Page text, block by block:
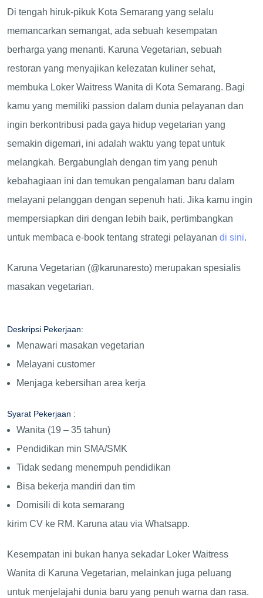
Di tengah hiruk-pikuk Kota Semarang yang selalu
memancarkan semangat, ada sebuah kesempatan
berharga yang menanti. Karuna Vegetarian, sebuah
restoran yang menyajikan kelezatan kuliner sehat,
membuka Loker Waitress Wanita di Kota Semarang. Bagi
kamu yang memiliki passion dalam dunia pelayanan dan
ingin berkontribusi pada gaya hidup vegetarian yang
semakin digemari, ini adalah waktu yang tepat untuk
melangkah. Bergabunglah dengan tim yang penuh
kebahagiaan ini dan temukan pengalaman baru dalam
melayani pelanggan dengan sepenuh hati. Jika kamu ingin
mempersiapkan diri dengan lebih baik, pertimbangkan
untuk membaca e-book tentang strategi pelayanan di sini.
Karuna Vegetarian (@karunaresto) merupakan spesialis
masakan vegetarian.
Deskripsi Pekerjaan:
Menawari masakan vegetarian
Melayani customer
Menjaga kebersihan area kerja
Syarat Pekerjaan :
Wanita (19 – 35 tahun)
Pendidikan min SMA/SMK
Tidak sedang menempuh pendidikan
Bisa bekerja mandiri dan tim
Domisili di kota semarang
kirim CV ke RM. Karuna atau via Whatsapp.
Kesempatan ini bukan hanya sekadar Loker Waitress
Wanita di Karuna Vegetarian, melainkan juga peluang
untuk menjelajahi dunia baru yang penuh warna dan rasa.